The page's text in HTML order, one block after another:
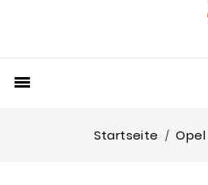

Startseite Opel